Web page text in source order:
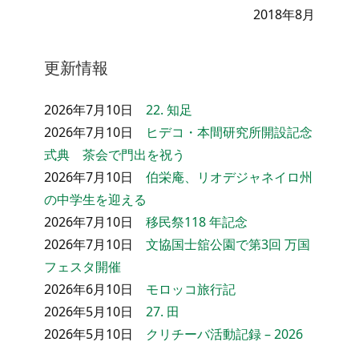
2018年8月
更新情報
2026年7月10日 22. 知足
2026年7月10日
ヒデコ・本間研究所開設記念
式典 茶会で門出を祝う
2026年7月10日 伯栄庵、リオデジャネイロ州
の中学生を迎える
2026年7月10日 移民祭118 年記念
2026年7月10日 文協国士舘公園で第3回 万国
フェスタ開催
2026年6月10日 モロッコ旅行記
2026年5月10日 27. 田
2026年5月10日 クリチーバ活動記録 – 2026